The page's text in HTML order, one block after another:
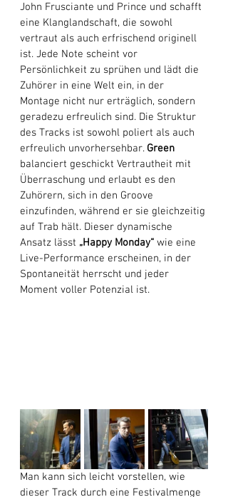
John Frusciante und Prince und schafft
eine Klanglandschaft, die sowohl
vertraut als auch erfrischend originell
ist. Jede Note scheint vor
Persönlichkeit zu sprühen und lädt die
Zuhörer in eine Welt ein, in der
Montage nicht nur erträglich, sondern
geradezu erfreulich sind. Die Struktur
des Tracks ist sowohl poliert als auch
erfreulich unvorhersehbar. Green
balanciert geschickt Vertrautheit mit
Überraschung und erlaubt es den
Zuhörern, sich in den Groove
einzufinden, während er sie gleichzeitig
auf Trab hält. Dieser dynamische
Ansatz lässt „Happy Monday“ wie eine
Live-Performance erscheinen, in der
Spontaneität herrscht und jeder
Moment voller Potenzial ist.
Man kann sich leicht vorstellen, wie
dieser Track durch eine Festivalmenge